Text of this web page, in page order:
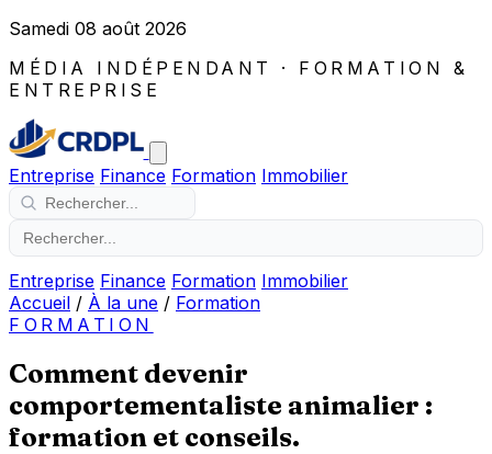
Samedi 08 août 2026
MÉDIA INDÉPENDANT · FORMATION &
ENTREPRISE
Entreprise Finance Formation Immobilier
Entreprise Finance Formation Immobilier
Accueil / À la une / Formation
FORMATION
Comment devenir
comportementaliste animalier :
formation et conseils.